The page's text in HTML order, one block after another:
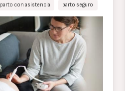
parto con asistencia parto seguro